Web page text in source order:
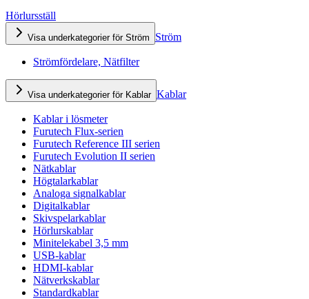
Hörlursställ
Visa underkategorier för Ström Ström
Strömfördelare, Nätfilter
Visa underkategorier för Kablar Kablar
Kablar i lösmeter
Furutech Flux-serien
Furutech Reference III serien
Furutech Evolution II serien
Nätkablar
Högtalarkablar
Analoga signalkablar
Digitalkablar
Skivspelarkablar
Hörlurskablar
Minitelekabel 3,5 mm
USB-kablar
HDMI-kablar
Nätverkskablar
Standardkablar